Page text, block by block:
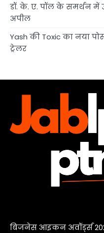
डॉ. के. ए. पॉल के समर्थन में
अपील
Yash की Toxic का नया
ट्रेलर
बिजनेस आइकन अवॉर्ड्स